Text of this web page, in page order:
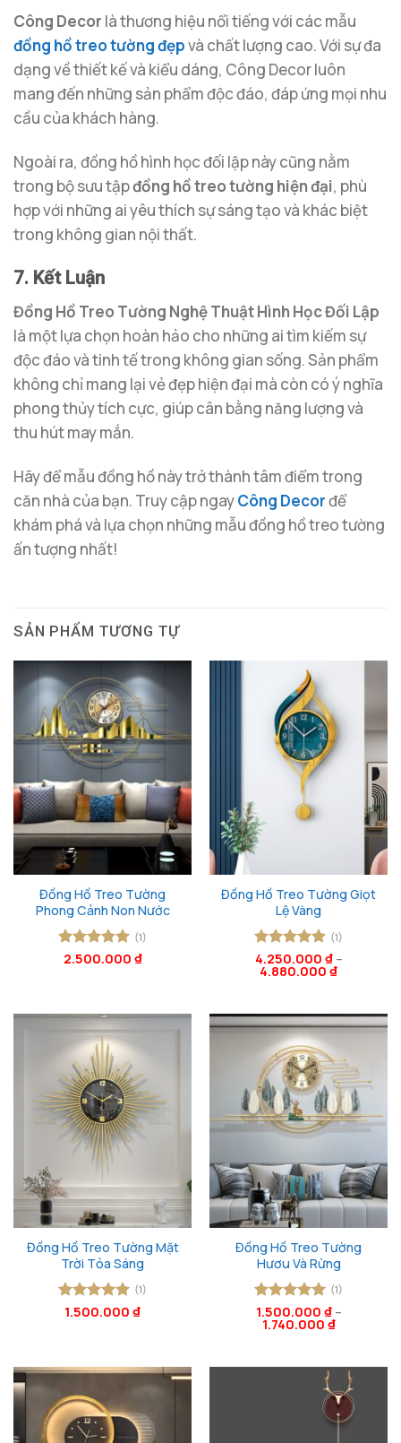
Công Decor là thương hiệu nổi tiếng với các mẫu
đồng hồ treo tường đẹpvà chất lượng cao. Với sự đa
dạng về thiết kế và kiểu dáng, Công Decor luôn
mang đến những sản phẩm độc đáo, đáp ứng mọi nhu
cầu của khách hàng.
Ngoài ra, đồng hồ hình học đối lập này cũng nằm
trong bộ sưu tậpđồng hồ treo tường hiện đại, phù
hợp với những ai yêu thích sự sáng tạo và khác biệt
trong không gian nội thất.
7. Kết Luận
Đồng Hồ Treo Tường Nghệ Thuật Hình Học Đối Lập
là một lựa chọn hoàn hảo cho những ai tìm kiếm sự
độc đáo và tinh tế trong không gian sống. Sản phẩm
không chỉ mang lại vẻ đẹp hiện đại mà còn có ý nghĩa
phong thủy tích cực, giúp cân bằng năng lượng và
thu hút may mắn.
Hãy để mẫu đồng hồ này trở thành tâm điểm trong
căn nhà của bạn. Truy cập ngayCông Decorđể
khám phá và lựa chọn những mẫu đồng hồ treo tường
ấn tượng nhất!
SẢN PHẨM TƯƠNG TỰ
Đồng Hồ Treo Tường
Phong Cảnh Non Nước
Được xếp
(1)
2.500.000 ₫
Đồng Hồ Treo Tường Giọt
Lệ Vàng
Được xếp
hạng55
(1)
4.250.000 ₫–
4.880.000 ₫
Đồng Hồ Treo Tường Mặt
Trời Tỏa Sáng
Được xếp
(1)
1.500.000 ₫
Đồng Hồ Treo Tường
Hươu Và Rừng
Được xếp
hạng55
(1)
1.500.000 ₫–
1.740.000 ₫